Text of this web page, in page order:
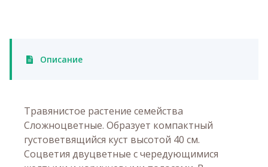
Описание
Травянистое растение семейства
Сложноцветные. Образует компактный
густоветвящийся куст высотой 40 см.
Соцветия двуцветные с чередующимися